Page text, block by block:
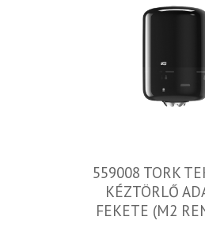
559008 TORK
KÉZTÖRLŐ
FEKETE (M2